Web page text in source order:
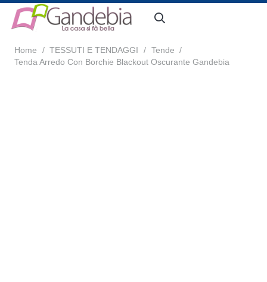
Home / TESSUTI E TENDAGGI / Tende /
Tenda Arredo Con Borchie Blackout Oscurante Gandebia